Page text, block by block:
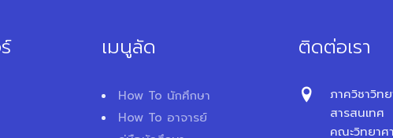
เมนูลัด
How To นักศึกษา
How To อาจารย์
ติดต่อเรา
ภาควิชาวิท
สารสนเทศ
คณะวิทยาศ